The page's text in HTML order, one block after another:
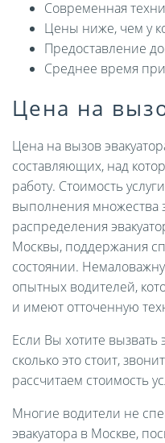
Современная
Цены ниже, чем у
Предоставление
Среднее время
Цена на
Цена на вызов
составляющих, над
работу. Стоимость
выполнения множества
распределения
Москвы, поддержания
состоянии.
опытных водителей,
и имеют отточенную
Если Вы хотите вызвать
сколько это стоит,
рассчитаем стоимость
Многие водители не
эвакуатора в Москве,